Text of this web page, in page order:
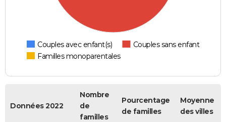
Couples avec enfant(s)
Couples sans enfant
Familles monoparentales
Données 2022
Nombre
de
familles
Pourcentage
de familles
Moyenne
des villes